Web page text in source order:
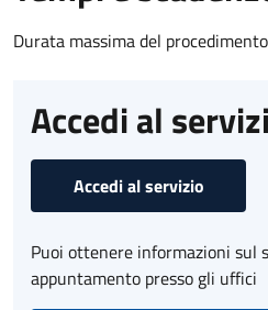
Durata massima del
Accedi al
Accedi al servizio
Puoi ottenere informazioni sul
appuntamento presso gli uffici